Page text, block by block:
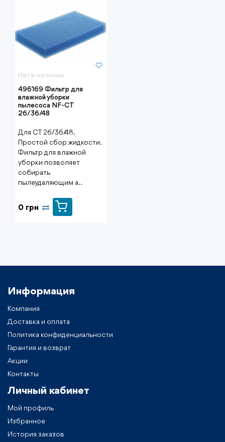
Нет в наличии
496169 Фильтр для
влажной уборки
пылесоса NF-CT
26/36/48
Для CT 26/36/48.
Простой сбор жидкости.
Фильтр для влажной
уборки позволяет
собирать
пылеудаляющим а..
0 грн
Информация
Компания
Доставка и оплата
Политика конфиденциальности
Гарантия и возврат
Акции
Контакты
Личный кабинет
Мой профиль
Избранное
История заказов